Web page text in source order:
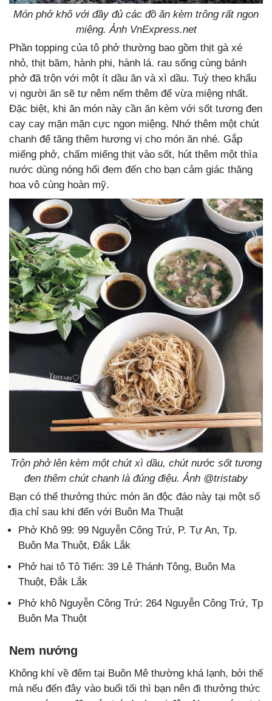
Món phở khô với đầy đủ các đồ ăn kèm trông rất ngon
miệng. Ảnh VnExpress.net
Phần topping của tô phở thường bao gồm thịt gà xé
nhỏ, thịt băm, hành phi, hành lá. rau sống cùng bánh
phở đã trộn với một ít dầu ăn và xì dầu. Tuỳ theo khẩu
vị người ăn sẽ tự nêm nếm thêm để vừa miệng nhất.
Đặc biệt, khi ăn món này cần ăn kèm với sốt tương đen
cay cay mặn mặn cực ngon miệng. Nhớ thêm một chút
chanh để tăng thêm hương vị cho món ăn nhé. Gắp
miếng phở, chấm miếng thịt vào sốt, hút thêm một thìa
nước dùng nóng hổi đem đến cho bạn cảm giác thăng
hoa vô cùng hoàn mỹ.
Trộn phở lên kèm một chút xì dầu, chút nước sốt tương
đen thêm chút chanh là đúng điệu. Ảnh @tristaby
Bạn có thể thưởng thức món ăn độc đáo này tại một số
địa chỉ sau khi đến với Buôn Ma Thuật
Phở Khô 99: 99 Nguyễn Công Trứ, P. Tự An, Tp.
Buôn Ma Thuột, Đắk Lắk
Phở hai tô Tô Tiến: 39 Lê Thánh Tông, Buôn Ma
Thuột, Đắk Lắk
Phở khô Nguyễn Công Trứ: 264 Nguyễn Công Trứ, Tp
Buôn Ma Thuột
Nem nướng
Không khí về đêm tại Buôn Mê thường khá lạnh, bởi thế
mà nếu đến đây vào buổi tối thì bạn nên đi thưởng thức